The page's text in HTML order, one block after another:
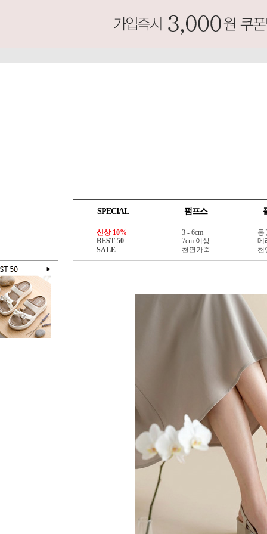
SPECIAL 펌프스
신상 10%
BEST 50
SALE
3 - 6cm
7cm 이상
천연가죽
통
메
천